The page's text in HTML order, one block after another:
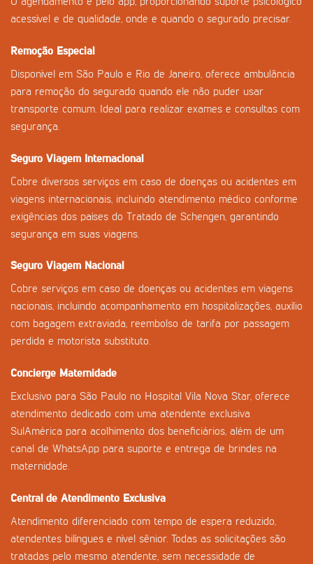
acessível e de qualidade, onde e quando o segurado precisar.
Remoção Especial
Disponível em São Paulo e Rio de Janeiro, oferece ambulância
para remoção do segurado quando ele não puder usar
transporte comum. Ideal para realizar exames e consultas com
segurança.
Seguro Viagem Internacional
Cobre diversos serviços em caso de doenças ou acidentes em
viagens internacionais, incluindo atendimento médico conforme
exigências dos países do Tratado de Schengen, garantindo
segurança em suas viagens.
Seguro Viagem Nacional
Cobre serviços em caso de doenças ou acidentes em viagens
nacionais, incluindo acompanhamento em hospitalizações, auxílio
com bagagem extraviada, reembolso de tarifa por passagem
perdida e motorista substituto.
Concierge Maternidade
Exclusivo para São Paulo no Hospital Vila Nova Star, oferece
atendimento dedicado com uma atendente exclusiva
SulAmérica para acolhimento dos beneficiários, além de um
canal de WhatsApp para suporte e entrega de brindes na
maternidade.
Central de Atendimento Exclusiva
Atendimento diferenciado com tempo de espera reduzido,
atendentes bilíngues e nível sênior. Todas as solicitações são
tratadas pelo mesmo atendente, sem necessidade de